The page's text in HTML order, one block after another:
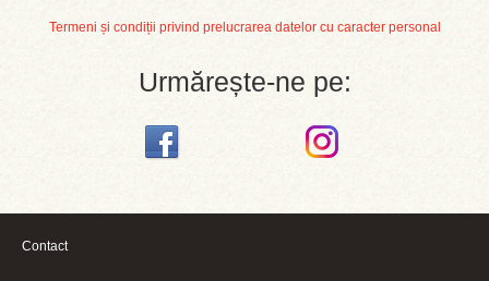
Termeni și condiții privind prelucrarea datelor cu caracter personal
Urmărește-ne pe:
Contact